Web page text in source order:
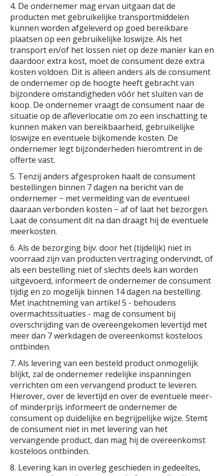
4. De ondernemer mag ervan uitgaan dat de
producten met gebruikelijke transportmiddelen
kunnen worden afgeleverd op goed bereikbare
plaatsen op een gebruikelijke loswijze. Als het
transport en/of het lossen niet op deze manier kan en
daardoor extra kost, moet de consument deze extra
kosten voldoen. Dit is alleen anders als de consument
de ondernemer op de hoogte heeft gebracht van
bijzondere omstandigheden vóór het sluiten van de
koop. De ondernemer vraagt de consument naar de
situatie op de afleverlocatie om zo een inschatting te
kunnen maken van bereikbaarheid, gebruikelijke
loswijze en eventuele bijkomende kosten. De
ondernemer legt bijzonderheden hieromtrent in de
offerte vast.
5. Tenzij anders afgesproken haalt de consument
bestellingen binnen 7 dagen na bericht van de
ondernemer − met vermelding van de eventueel
daaraan verbonden kosten − af of laat het bezorgen.
Laat de consument dit na dan draagt hij de eventuele
meerkosten.
6. Als de bezorging bijv. door het (tijdelijk) niet in
voorraad zijn van producten vertraging ondervindt, of
als een bestelling niet of slechts deels kan worden
uitgevoerd, informeert de ondernemer de consument
tijdig en zo mogelijk binnen 14 dagen na bestelling.
Met inachtneming van artikel 5 - behoudens
overmachtssituaties - mag de consument bij
overschrijding van de overeengekomen levertijd met
meer dan 7 werkdagen de overeenkomst kosteloos
ontbinden.
7. Als levering van een besteld product onmogelijk
blijkt, zal de ondernemer redelijke inspanningen
verrichten om een vervangend product te leveren.
Hierover, over de levertijd en over de eventuele meer-
of minderprijs informeert de ondernemer de
consument op duidelijke en begrijpelijke wijze. Stemt
de consument niet in met levering van het
vervangende product, dan mag hij de overeenkomst
kosteloos ontbinden.
8. Levering kan in overleg geschieden in gedeeltes,